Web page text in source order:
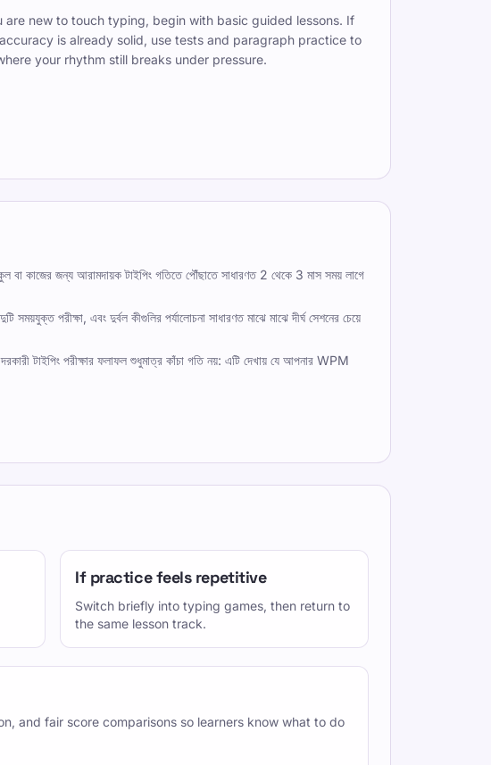
are new to touch typing, begin with basic guided lessons. If
is already solid, use tests and paragraph practice to
your rhythm still breaks under pressure.
বা কাজের জন্য আরামদায়ক টাইপিং গতিতে পৌঁছাতে সাধারণত 2 থেকে 3 মাস সময় লাগে
পরীক্ষা, এবং দুর্বল কীগুলির পর্যালোচনা সাধারণত মাঝে মাঝে দীর্ঘ সেশনের চেয়ে
টাইপিং পরীক্ষার ফলাফল শুধুমাত্র কাঁচা গতি নয়: এটি দেখায় যে আপনার WPM
If practice feels repetitive
Switch briefly into typing games, then return to
the same lesson track.
and fair score comparisons so learners know what to do